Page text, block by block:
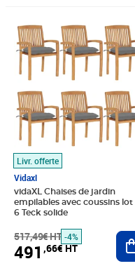
Livr. offerte
Vidaxl
vidaXL Chaises de jardin
empilables avec coussins lot
6 Teck solide
517,49€ HT
Prix barré 517,49€ HT
-4%
491 ,66€ HT
Prix 491,66€ HT